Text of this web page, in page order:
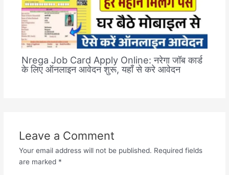
Nrega Job Card Apply Online: नरेगा जॉब कार्ड
के लिए ऑनलाइन आवेदन शुरू, यहाँ से करे आवेदन
Leave a Comment
Your email address will not be published. Required fields
are marked *